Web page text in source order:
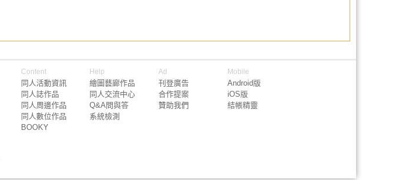
Content
同人活動資訊
同人誌作品
同人周邊作品
同人數位作品
BOOKY
Help
繪圖藝廊作品
同人交流中心
Q&A問與答
系統檢測
Ad
刊登廣告
合作提案
贊助我們
Mobile
Android版
iOS版
結帳精靈